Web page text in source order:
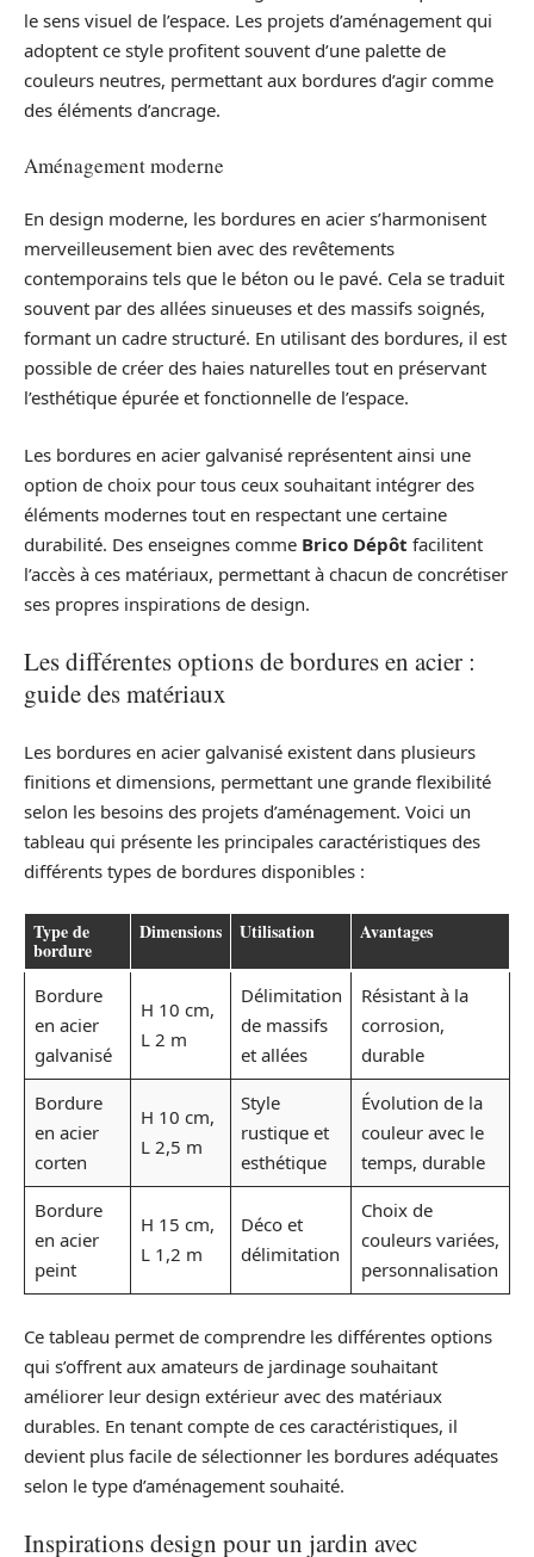
le sens visuel de l’espace. Les projets d’aménagement qui
adoptent ce style profitent souvent d’une palette de
couleurs neutres, permettant aux bordures d’agir comme
des éléments d’ancrage.
Aménagement moderne
En design moderne, les bordures en acier s’harmonisent
merveilleusement bien avec des revêtements
contemporains tels que le béton ou le pavé. Cela se traduit
souvent par des allées sinueuses et des massifs soignés,
formant un cadre structuré. En utilisant des bordures, il est
possible de créer des haies naturelles tout en préservant
l’esthétique épurée et fonctionnelle de l’espace.
Les bordures en acier galvanisé représentent ainsi une
option de choix pour tous ceux souhaitant intégrer des
éléments modernes tout en respectant une certaine
durabilité. Des enseignes comme Brico Dépôt facilitent
l’accès à ces matériaux, permettant à chacun de concrétiser
ses propres inspirations de design.
Les différentes options de bordures en acier :
guide des matériaux
Les bordures en acier galvanisé existent dans plusieurs
finitions et dimensions, permettant une grande flexibilité
selon les besoins des projets d’aménagement. Voici un
tableau qui présente les principales caractéristiques des
différents types de bordures disponibles :
Type de
bordure
Dimensions Utilisation Avantages
Bordure
en acier
galvanisé
H 10 cm,
L 2 m
Délimitation
de massifs
et allées
Résistant à la
corrosion,
durable
Bordure
en acier
corten
H 10 cm,
L 2,5 m
Style
rustique et
esthétique
Évolution de la
couleur avec le
temps, durable
Bordure
en acier
peint
H 15 cm,
L 1,2 m
Déco et
délimitation
Choix de
couleurs variées,
personnalisation
Ce tableau permet de comprendre les différentes options
qui s’offrent aux amateurs de jardinage souhaitant
améliorer leur design extérieur avec des matériaux
durables. En tenant compte de ces caractéristiques, il
devient plus facile de sélectionner les bordures adéquates
selon le type d’aménagement souhaité.
Inspirations design pour un jardin avec